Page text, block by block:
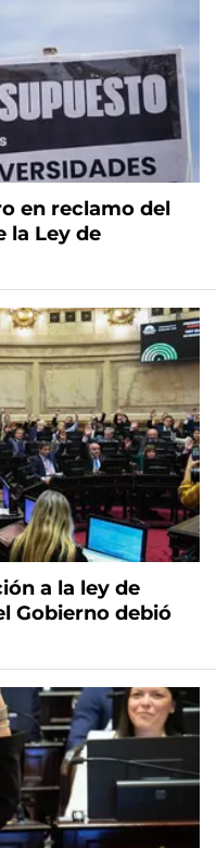
en reclamo del
la Ley de
a la ley de
Gobierno debió